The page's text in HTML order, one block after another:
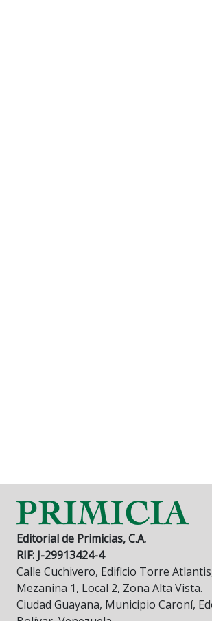
Editorial de Primicias, C.A.
RIF: J-29913424-4
Calle Cuchivero, Edificio Torre
Mezanina 1, Local 2, Zona Alta Vista.
Ciudad Guayana, Municipio Caroní,